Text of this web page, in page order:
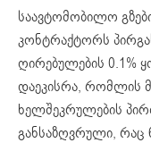
საავტომობილო
კონტრაქტორს
ღირებულების 0.1%
დაეკისრა, რომლის
ხელშეკრულების
განსაზღვრული, რაც